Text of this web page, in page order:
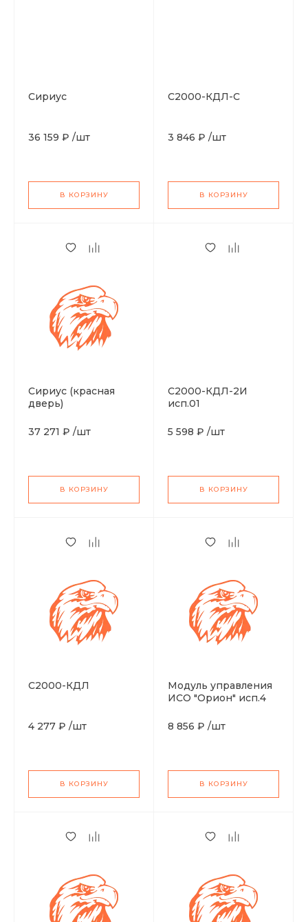
Сириус
36 159 ₽ /шт
В КОРЗИНУ
С2000-КДЛ-С
3 846 ₽ /шт
В КОРЗИНУ
Сириус (красная
дверь)
37 271 ₽ /шт
В КОРЗИНУ
С2000-КДЛ-2И
исп.01
5 598 ₽ /шт
В КОРЗИНУ
С2000-КДЛ
4 277 ₽ /шт
В КОРЗИНУ
Модуль управления
ИСО "Орион" исп.4
8 856 ₽ /шт
В КОРЗИНУ